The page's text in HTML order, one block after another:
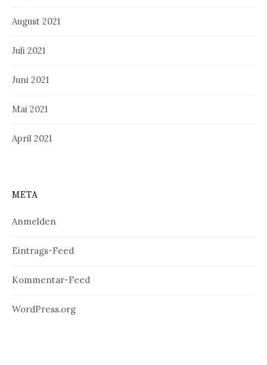
August 2021
Juli 2021
Juni 2021
Mai 2021
April 2021
META
Anmelden
Eintrags-Feed
Kommentar-Feed
WordPress.org